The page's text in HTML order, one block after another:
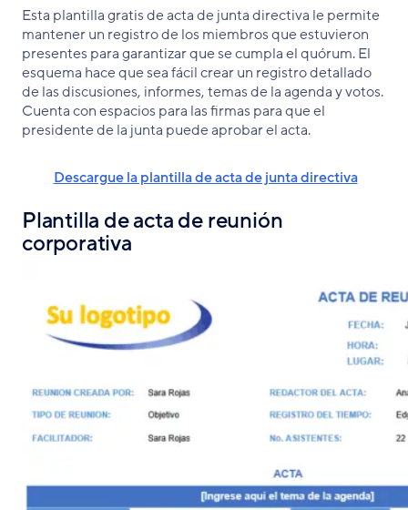
Esta plantilla gratis de acta de junta directiva le permite
mantener un registro de los miembros que estuvieron
presentes para garantizar que se cumpla el quórum. El
esquema hace que sea fácil crear un registro detallado
de las discusiones, informes, temas de la agenda y votos.
Cuenta con espacios para las firmas para que el
presidente de la junta puede aprobar el acta.
Descargue la plantilla de acta de junta directiva
Plantilla de acta de reunión
corporativa